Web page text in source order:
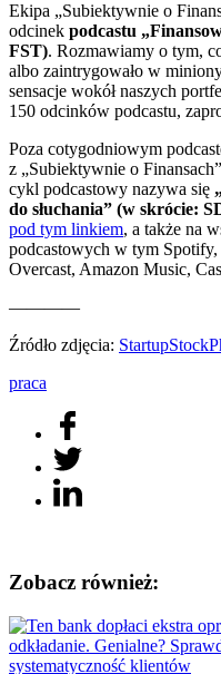
Ekipa „Subiektywnie o
odcinek podcastu
FST). Rozmawiamy o tym,
albo zaintrygowało w
sensacje wokół naszych
150 odcinków podcastu,
Poza cotygodniowym
z „Subiektywnie o
cykl podcastowy nazywa się
do słuchania” (w skrócie:
pod tym linkiem, a także na
podcastowych w tym Spotify,
Overcast, Amazon Music,
————
Źródło zdjęcia:
praca
Zobacz również: